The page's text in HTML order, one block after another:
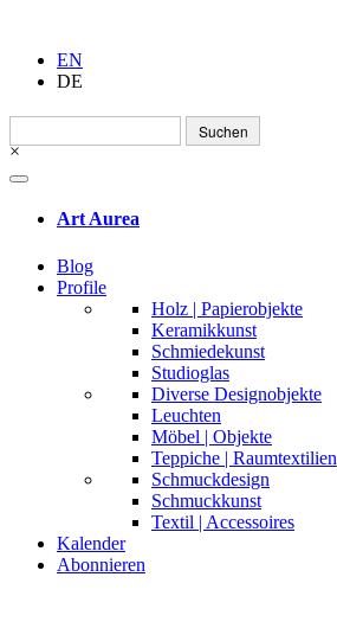
EN
DE
Suchen
nach:
×
Art Aurea
Blog
Profile
Holz | Papierobjekte
Keramikkunst
Schmiedekunst
Studioglas
Diverse Designobjekte
Leuchten
Möbel | Objekte
Teppiche | Raumtextilien
Schmuckdesign
Schmuckkunst
Textil | Accessoires
Kalender
Abonnieren